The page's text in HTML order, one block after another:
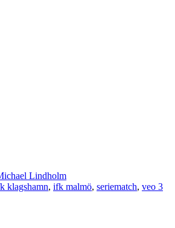
Lindholm
klagshamn, ifk malmö, seriematch, veo 3